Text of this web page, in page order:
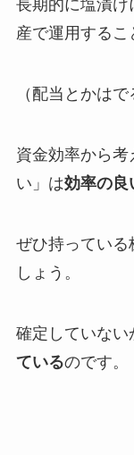
長期的に塩漬け
産で運用するこ
（配当とかは
資金効率から
い」は効率の良
ぜひ持っている
しょう。
確定していない
ているのです。